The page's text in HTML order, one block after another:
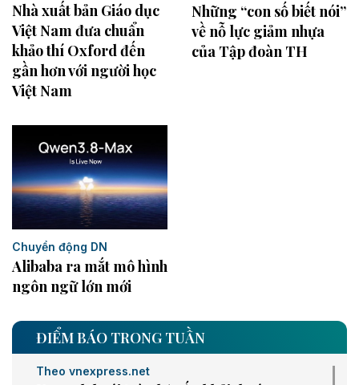
Nhà xuất bản Giáo dục
Việt Nam đưa chuẩn
khảo thí Oxford đến
gần hơn với người học
Việt Nam
Những “con số biết nói”
về nỗ lực giảm nhựa
của Tập đoàn TH
Chuyển động DN
Alibaba ra mắt mô hình
ngôn ngữ lớn mới
ĐIỂM BÁO TRONG TUẦN
Theo vnexpress.net